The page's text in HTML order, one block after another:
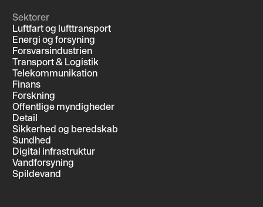
Sektorer
Luftfart og lufttransport
Energi og forsyning
Forsvarsindustrien
Transport & Logistik
Telekommunikation
Finans
Forskning
Offentlige myndigheder
Detail
Sikkerhed og beredskab
Sundhed
Digital infrastruktur
Vandforsyning
Spildevand